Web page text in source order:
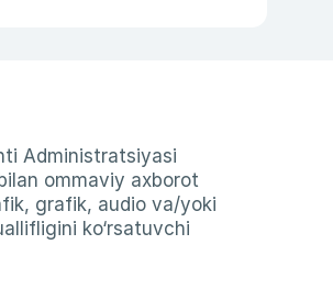
Administratsiyasi
ommaviy axborot
grafik, audio va/yoki
ko‘rsatuvchi